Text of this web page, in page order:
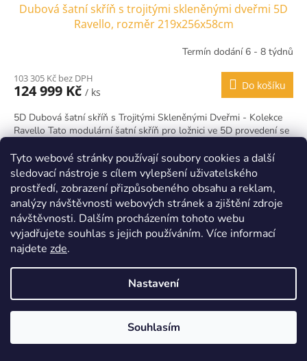
Tyto webové stránky používají soubory cookies a další
sledovací nástroje s cílem vylepšení uživatelského
prostředí, zobrazení přizpůsobeného obsahu a reklam,
analýzy návštěvnosti webových stránek a zjištění zdroje
návštěvnosti. Dalším procházením tohoto webu
vyjadřujete souhlas s jejich používáním. Více informací
najdete zde.
Nastavení
Souhlasím
Dubová šatní skříň s trojitými skleněnými dveřmi 5D
Ravello, rozměr 219x256x58cm
Termín dodání 6 - 8 týdnů
103 305 Kč bez DPH
124 999 Kč / ks
Do košíku
5D Dubová šatní skříň s Trojitými Skleněnými Dveřmi - Kolekce
Ravello Tato modulární šatní skříň pro ložnici ve 5D provedení se
Doprava zdarma Kód:HPMSLA03